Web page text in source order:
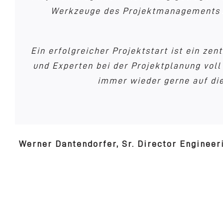
Werkzeuge des
Ein erfolgreicher Projektstart ist ein
und Experten bei der Projektplanung
immer wieder gerne auf
Werner Dantendorfer, Sr. Director
Um die Qualität und Effizienz in
Standardprojektstrukturpläne
alle unsere Führungskräfte eine
controllen etc. können. Außerdem ist
Gerne nutzen wir bei der
Projects® / StEP-Up, die sich neben